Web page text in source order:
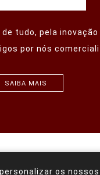
tudo, pela inovação
por nós
SAIBA MAIS
os